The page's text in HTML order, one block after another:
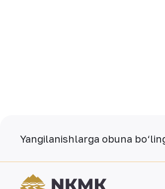
Yangilanishlarga obuna